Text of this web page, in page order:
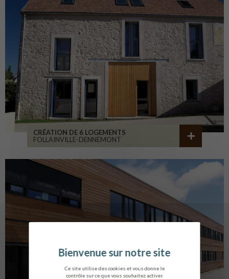
Ce site utilise des cookies et vous donne le
contrôle sur ce que vous souhaitez activer.
CRÉATION DE 6 LOGEMENTS
FOLLAINVILLE-DENNEMONT